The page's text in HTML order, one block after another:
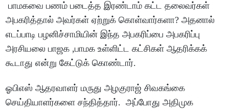
பாமகவை பணம் படைத்த இரண்டாம் கட்ட தலைவர்கள்
அபகரித்தால் அவர்கள் ஏற்றுக் கொள்வார்களா? அதனால்
எடப்பாடி பழனிச்சாமியின் இந்த அபகரிப்பை அபகரிப்பு
அரசியலை பாஜக ,பாமக உள்ளிட்ட கட்சிகள் ஆதரிக்கக்
கூடாது என்று கேட்டுக் கொண்டார்.
ஓபிஎஸ் ஆதரவாளர் மருது அழகுராஜ் சிவகங்கை
செய்தியாளர்களை சந்தித்தார். அப்போது அதிமுக